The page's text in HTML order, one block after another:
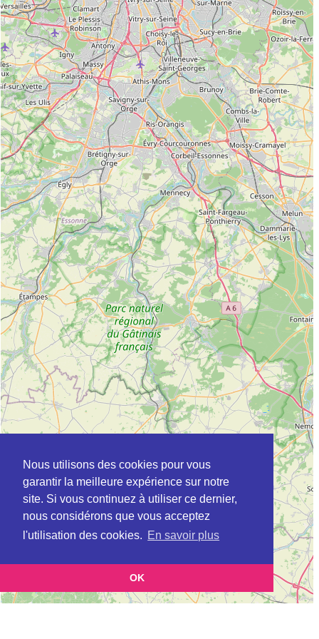
Nous utilisons des cookies pour vous
garantir la meilleure expérience sur notre
site. Si vous continuez à utiliser ce dernier,
nous considérons que vous acceptez
l'utilisation des cookies. En savoir plus
OK